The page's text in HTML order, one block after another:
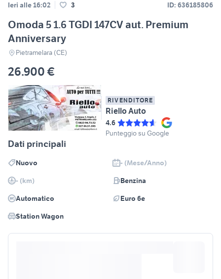
Ieri alle 16:02 3 ID: 636185806
Omoda 5 1.6 TGDI 147CV aut. Premium
Anniversary
Pietramelara (CE)
26.900 €
RIVENDITORE
Riello Auto
4.6
Punteggio su Google
Dati principali
Nuovo
- (Mese/Anno)
- (km)
Benzina
Automatico
Euro 6e
Station Wagon